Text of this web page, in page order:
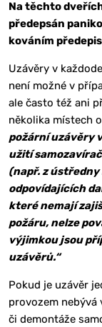
Na těchto
předepsán
kováním
Uzávěry v
není možné v
ale často též ani
několika místech
požární uzávěry
užití
(např. z ústředny
odpovídajících
které nemají
požáru, nelze
výjimkou jsou
uzávěrů.“
Pokud je uzávěr
provozem
či demontáže